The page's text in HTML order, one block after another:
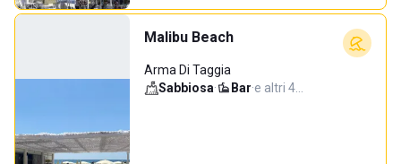
Malibu Beach
Arma Di Taggia
Sabbiosa· Bar·e altri 4…